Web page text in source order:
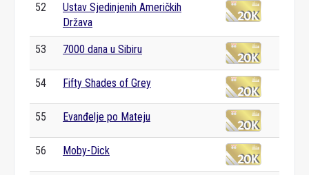
52
Ustav Sjedinjenih Američkih
Država
53 7000 dana u Sibiru
54 Fifty Shades of Grey
55 Evanđelje po Mateju
56 Moby-Dick